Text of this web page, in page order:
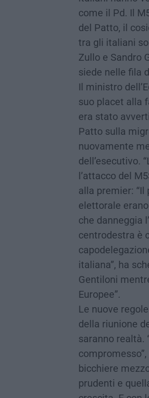
come il Pd. Il
del Patto, il
tra gli italiani
Zullo e Sandro
siede nelle fila
Il ministro
suo placet alla
era stato
Patto sulla
nuovamente
dell’esecutivo.
l’attacco del
alla premier:
elettorale erano
che danneggia
centrodestra è
italiana”, ha
Gentiloni
Europee”.
Le nuove
della riunione
saranno realtà.
bicchiere
prudenti e